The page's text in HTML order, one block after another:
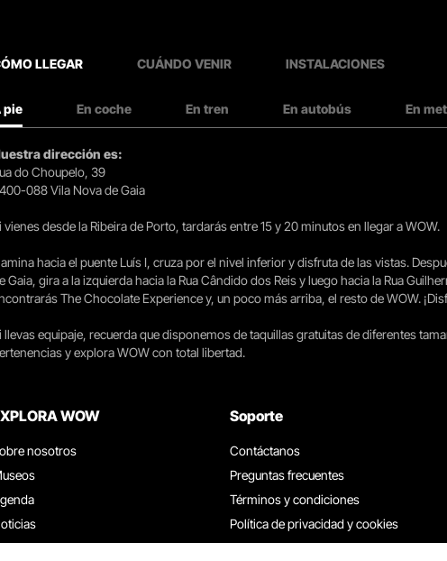
LLEGAR CUÁNDO VENIR INSTALACIONES
pie En coche En tren En autobús En
dirección es:
do Choupelo, 39
088 Vila Nova de Gaia
vienes desde la Ribeira de Porto, tardarás entre 15 y 20 minutos en llegar a WOW.
hacia el puente Luís I, cruza por el nivel inferior y disfruta de las vistas.
Gaia, gira a la izquierda hacia la Rua Cândido dos Reis y luego hacia la Rua
The Chocolate Experience y, un poco más arriba, el resto de WOW.
llevas equipaje, recuerda que disponemos de taquillas gratuitas de diferentes
y explora WOW con total libertad.
WOW
nosotros
Soporte
Contáctanos
Preguntas frecuentes
Términos y condiciones
Política de privacidad y cookies
Trabaja con nosotros